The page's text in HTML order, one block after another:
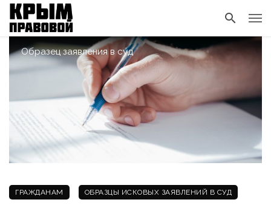
Образец заявления в суд
ГРАЖДАНАМ ОБРАЗЦЫ ИСКОВЫХ ЗАЯВЛЕНИЙ В СУД